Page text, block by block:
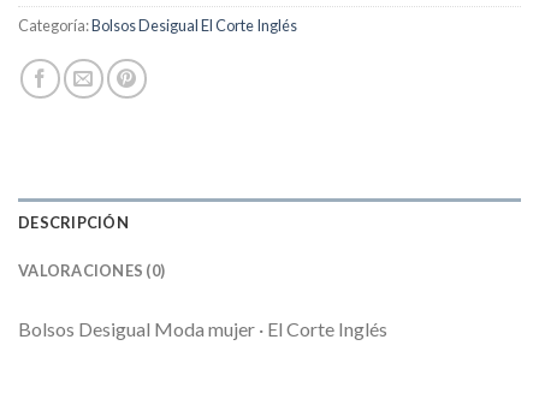
Categoría:Bolsos Desigual El Corte Inglés
DESCRIPCIÓN
VALORACIONES (0)
Bolsos Desigual Moda mujer · El Corte Inglés